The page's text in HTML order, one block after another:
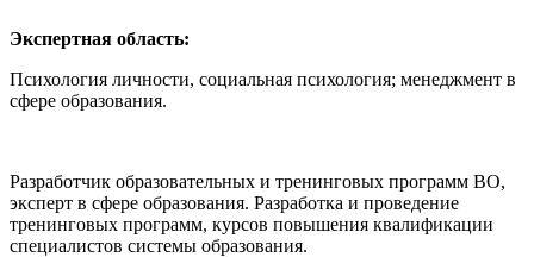
Экспертная область:
Психология личности, социальная психология; менеджмент в
сфере образования.
Разработчик образовательных и тренинговых программ ВО,
эксперт в сфере образования. Разработка и проведение
тренинговых программ, курсов повышения квалификации
специалистов системы образования.